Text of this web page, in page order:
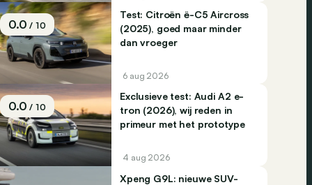
0.0/ 10
Test: Citroën ë-C5 Aircross
(2025), goed maar minder
dan vroeger
6 aug 2026
0.0/ 10
Exclusieve test: Audi A2 e-
tron (2026), wij reden in
primeur met het prototype
4 aug 2026
Xpeng G9L: nieuwe SUV-